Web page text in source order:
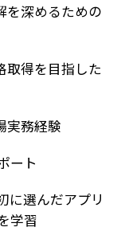
を深めるための
取得を目指した
実務経験
ト
んだアプリ
学習